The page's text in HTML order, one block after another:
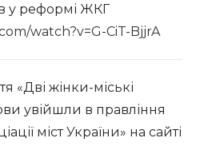
у реформі ЖКГ
watch?v=G-CiT-BjjrA
«Дві жінки-міські
увійшли в правління
міст України» на сайті